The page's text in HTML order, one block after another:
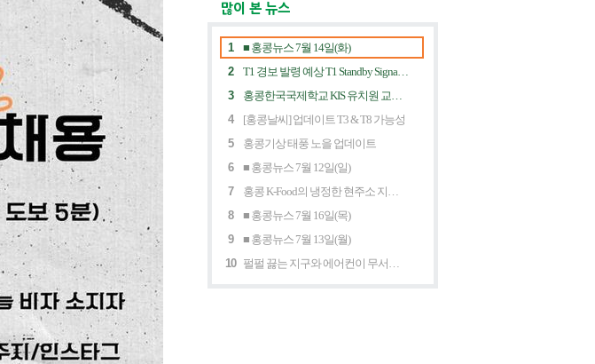
많이 본 뉴스
1
■ 홍콩뉴스 7월 14일(화)
2
3
4
[홍콩날씨] 업데이트 T3 & T8 가능성
5
홍콩기상 태풍 노을 업데이트
6
■ 홍콩뉴스 7월 12일(일)
7
8
■ 홍콩뉴스 7월 16일(목)
9
■ 홍콩뉴스 7월 13일(월)
10